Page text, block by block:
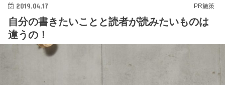
PR施策
2019.04.17
自分の書きたいことと読者が読みたいものは
違うの！